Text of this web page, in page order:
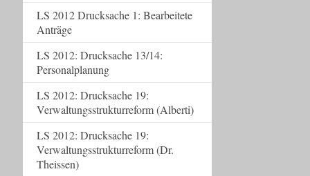
LS 2012 Drucksache 1: Bearbeitete
Anträge
LS 2012: Drucksache 13/14:
Personalplanung
LS 2012: Drucksache 19:
Verwaltungsstrukturreform (Alberti)
LS 2012: Drucksache 19:
Verwaltungsstrukturreform (Dr.
Theissen)